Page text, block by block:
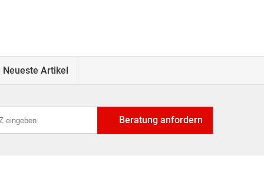
Neueste Artikel
Beratung anfordern